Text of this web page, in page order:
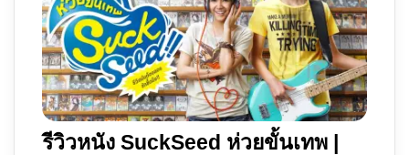
รีวิวหนัง SuckSeed ห่วยขั้นเทพ |